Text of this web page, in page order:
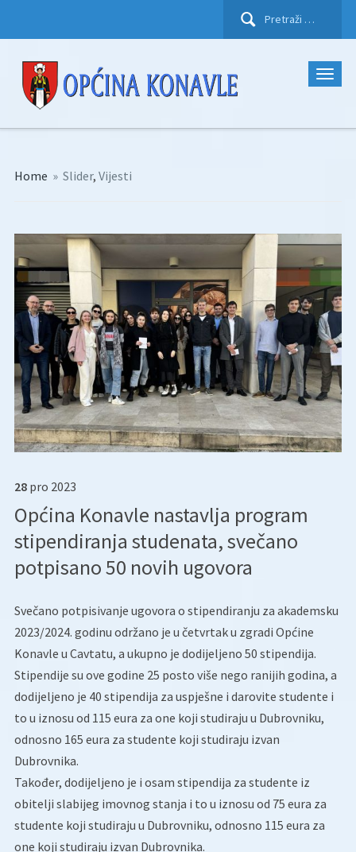
Pretraži:
Home » Slider, Vijesti
28 pro 2023
Općina Konavle nastavlja program
stipendiranja studenata, svečano
potpisano 50 novih ugovora
Svečano potpisivanje ugovora o stipendiranju za akademsku
2023/2024. godinu održano je u četvrtak u zgradi Općine
Konavle u Cavtatu, a ukupno je dodijeljeno 50 stipendija.
Stipendije su ove godine 25 posto više nego ranijih godina, a
dodijeljeno je 40 stipendija za uspješne i darovite studente i
to u iznosu od 115 eura za one koji studiraju u Dubrovniku,
odnosno 165 eura za studente koji studiraju izvan
Dubrovnika.
Također, dodijeljeno je i osam stipendija za studente iz
obitelji slabijeg imovnog stanja i to u iznosu od 75 eura za
studente koji studiraju u Dubrovniku, odnosno 115 eura za
one koji studiraju izvan Dubrovnika.